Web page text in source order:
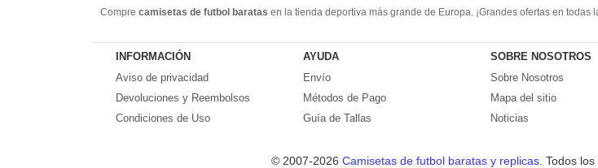
Compre camisetas de futbol baratas en la tienda deportiva más grande de Europa. ¡Grandes ofertas en
Compre nuestra gran selección de
camisetas de futbol tailandia
, ​​Pantalones, equipaciones, camisetas y un
INFORMACIÓN
Aviso de privacidad
Devoluciones y Reembolsos
Condiciones de Uso
AYUDA
Envío
Métodos de Pago
Guía de Tallas
SOBRE NOSOTROS
Sobre Nosotros
Mapa del sitio
Noticias
© 2007-2026 Camisetas de futbol baratas y replicas. Todos